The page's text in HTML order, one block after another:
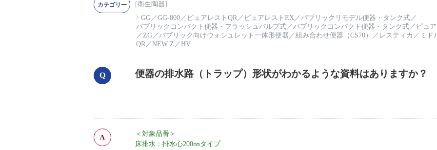
[衛生陶器]
GG／GG-800／ ピュアレストQR／ ピュアレストEX／パブリックリモデル便器・タンク式／
パブリックコンパクト便器・フラッシュバルブ式／パブリックコンパクト便器・タンク式／ ピュ
／ZG／パブリック向けウォシュレット一体形便器 ／組み合わせ便器（CS70） ／ レスティカ ／ ミド
QR／NEW Z ／HV
便器の排水路（トラップ）形状がわかるような資料はありますか？
＜対象品番＞
床排水：排水心200㎜タイプ